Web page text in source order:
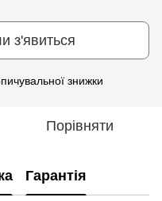
з'явиться
знижки
Порівняти
Гарантія